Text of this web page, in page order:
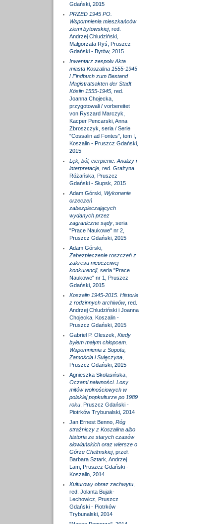
Gdański, 2015
PRZED 1945 PO.
Wspomnienia mieszkańców
ziemi bytowskiej, red.
Andrzej Chludziński,
Małgorzata Ryś, Pruszcz
Gdański - Bytów, 2015
Inwentarz zespołu Akta
miasta Koszalina 1555-1945
/ Findbuch zum Bestand
Magistratsakten der Stadt
Köslin 1555-1945, red.
Joanna Chojecka,
przygotowali / vorbereitet
von Ryszard Marczyk,
Kacper Pencarski, Anna
Zbroszczyk, seria / Serie
"Cossalin ad Fontes", tom I,
Koszalin - Pruszcz Gdański,
2015
Lęk, ból, cierpienie. Analizy i
interpretacje, red. Grażyna
Różańska, Pruszcz
Gdański - Słupsk, 2015
Adam Górski, Wykonanie
orzeczeń
zabezpieczających
wydanych przez
zagraniczne sądy, seria
"Prace Naukowe" nr 2,
Pruszcz Gdański, 2015
Adam Górski,
Zabezpieczenie roszczeń z
zakresu nieuczciwej
konkurencji, seria "Prace
Naukowe" nr 1, Pruszcz
Gdański, 2015
Koszalin 1945-2015. Historie
z rodzinnych archiwów, red.
Andrzej Chludziński i Joanna
Chojecka, Koszalin -
Pruszcz Gdański, 2015
Gabriel P. Oleszek, Kiedy
byłem małym chłopcem.
Wspomnienia z Sopotu,
Zamościa i Sulęczyna,
Pruszcz Gdański, 2015
Agnieszka Skolasińska,
Oczami naiwności. Losy
mitów wolnościowych w
polskiej popkulturze po 1989
roku, Pruszcz Gdański -
Piotrków Trybunalski, 2014
Jan Ernest Benno, Róg
strażniczy z Koszalina albo
historia ze starych czasów
słowiańskich oraz wiersze o
Górze Chełmskiej, przeł.
Barbara Sztark, Andrzej
Lam, Pruszcz Gdański -
Koszalin, 2014
Kulturowy obraz zachwytu,
red. Jolanta Bujak-
Lechowicz, Pruszcz
Gdański - Piotrków
Trybunalski, 2014